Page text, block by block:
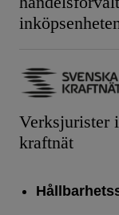
Verksjurister
kraftnät